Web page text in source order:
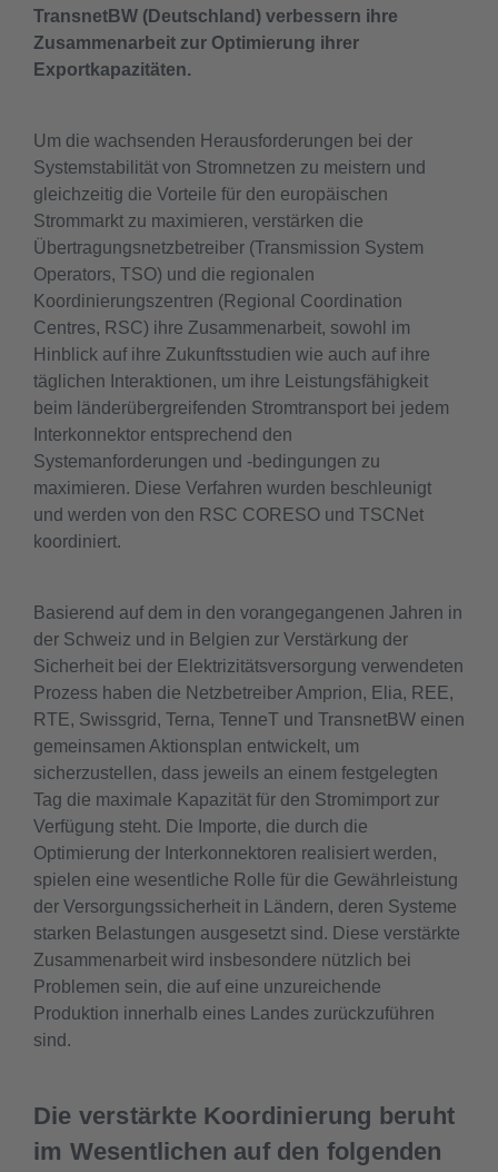
TransnetBW (Deutschland) verbessern ihre
Zusammenarbeit zur Optimierung ihrer
Exportkapazitäten.
Um die wachsenden Herausforderungen bei der
Systemstabilität von Stromnetzen zu meistern und
gleichzeitig die Vorteile für den europäischen
Strommarkt zu maximieren, verstärken die
Übertragungsnetzbetreiber (Transmission System
Operators, TSO) und die regionalen
Koordinierungszentren (Regional Coordination
Centres, RSC) ihre Zusammenarbeit, sowohl im
Hinblick auf ihre Zukunftsstudien wie auch auf ihre
täglichen Interaktionen, um ihre Leistungsfähigkeit
beim länderübergreifenden Stromtransport bei jedem
Interkonnektor entsprechend den
Systemanforderungen und -bedingungen zu
maximieren. Diese Verfahren wurden beschleunigt
und werden von den RSC CORESO und TSCNet
koordiniert.
Basierend auf dem in den vorangegangenen Jahren in
der Schweiz und in Belgien zur Verstärkung der
Sicherheit bei der Elektrizitätsversorgung verwendeten
Prozess haben die Netzbetreiber Amprion, Elia, REE,
RTE, Swissgrid, Terna, TenneT und TransnetBW einen
gemeinsamen Aktionsplan entwickelt, um
sicherzustellen, dass jeweils an einem festgelegten
Tag die maximale Kapazität für den Stromimport zur
Verfügung steht. Die Importe, die durch die
Optimierung der Interkonnektoren realisiert werden,
spielen eine wesentliche Rolle für die Gewährleistung
der Versorgungssicherheit in Ländern, deren Systeme
starken Belastungen ausgesetzt sind. Diese verstärkte
Zusammenarbeit wird insbesondere nützlich bei
Problemen sein, die auf eine unzureichende
Produktion innerhalb eines Landes zurückzuführen
sind.
Die verstärkte Koordinierung beruht
im Wesentlichen auf den folgenden